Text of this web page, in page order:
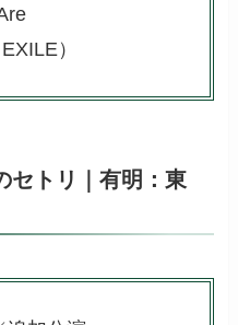
）
セトリ｜有明：東